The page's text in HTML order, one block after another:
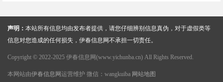
声明： 本站所有信息均由发布者提供，请您仔细辨别信息真伪，对于虚假类等
信息对您造成的任何损失，伊春信息网不承担一切责任。
Copyright © 2022-2025 伊春信息网(www.yichunba.cn) All Rights Reserved.
本网站由伊春信息网 运营维护 微信：wangkuiba 网站地图